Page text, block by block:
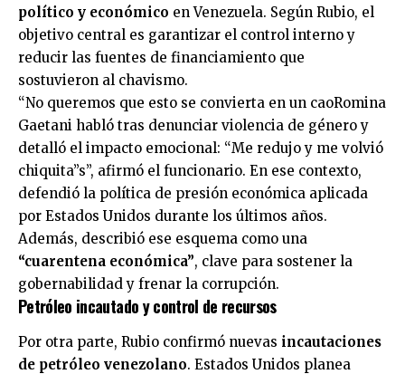
político y económico en Venezuela. Según Rubio, el
objetivo central es garantizar el control interno y
reducir las fuentes de financiamiento que
sostuvieron al chavismo.
“No queremos que esto se convierta en un caoRomina
Gaetani habló tras denunciar violencia de género y
detalló el impacto emocional: “Me redujo y me volvió
chiquita”s”, afirmó el funcionario. En ese contexto,
defendió la política de presión económica aplicada
por Estados Unidos durante los últimos años.
Además, describió ese esquema como una
“cuarentena económica”, clave para sostener la
gobernabilidad y frenar la corrupción.
Petróleo incautado y control de recursos
Por otra parte, Rubio confirmó nuevas incautaciones
de petróleo venezolano. Estados Unidos planea